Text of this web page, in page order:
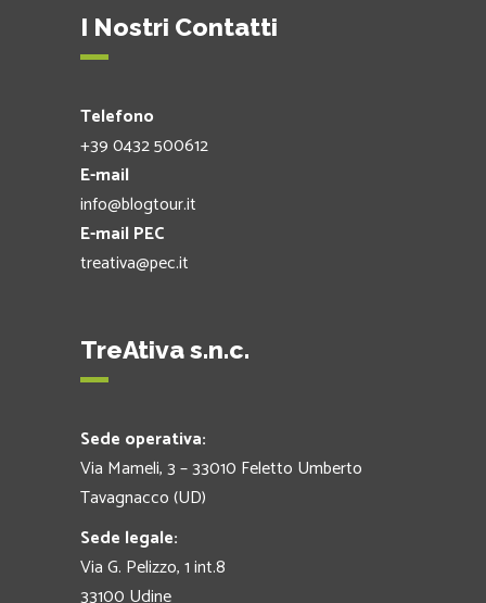
I Nostri Contatti
Telefono
+39 0432 500612
E-mail
info@blogtour.it
E-mail PEC
treativa@pec.it
TreAtiva s.n.c.
Sede operativa:
Via Mameli, 3 – 33010 Feletto Umberto
Tavagnacco (UD)
Sede legale:
Via G. Pelizzo, 1 int.8
33100 Udine